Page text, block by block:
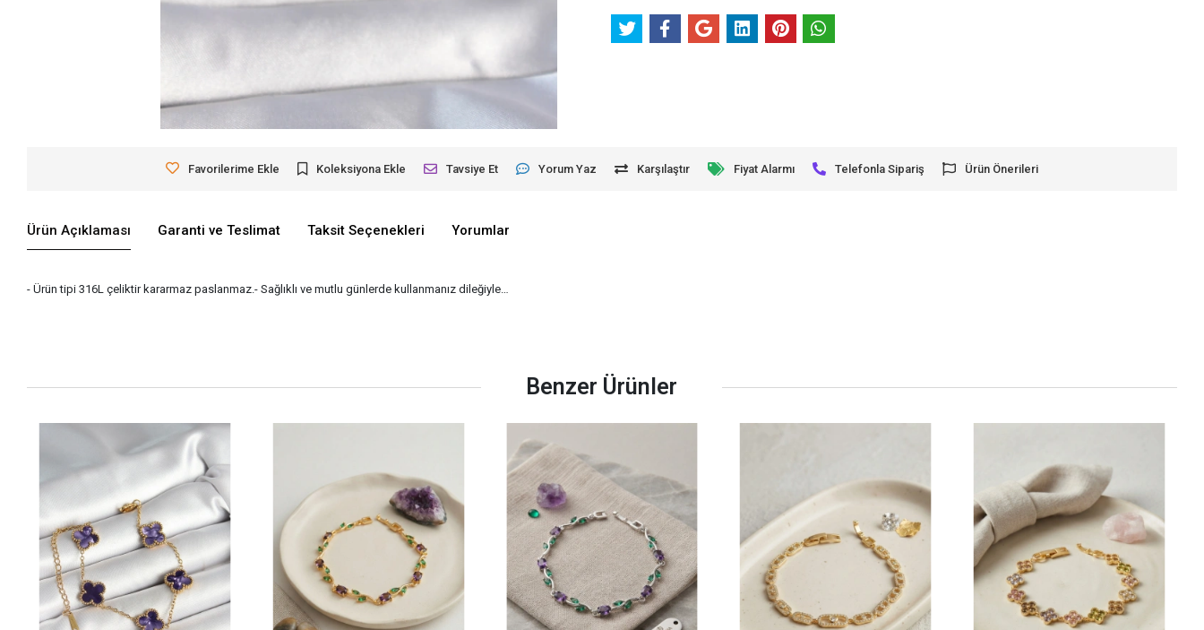
Favorilerime Ekle Koleksiyona Ekle Tavsiye Et Yorum Yaz Karşılaştır Fiyat Alarmı Telefonla Sipariş Ürün Önerileri
Ürün Açıklaması Garanti ve Teslimat Taksit Seçenekleri Yorumlar
- Ürün tipi 316L çeliktir kararmaz paslanmaz.- Sağlıklı ve mutlu günlerde kullanmanız dileğiyle…
Benzer Ürünler